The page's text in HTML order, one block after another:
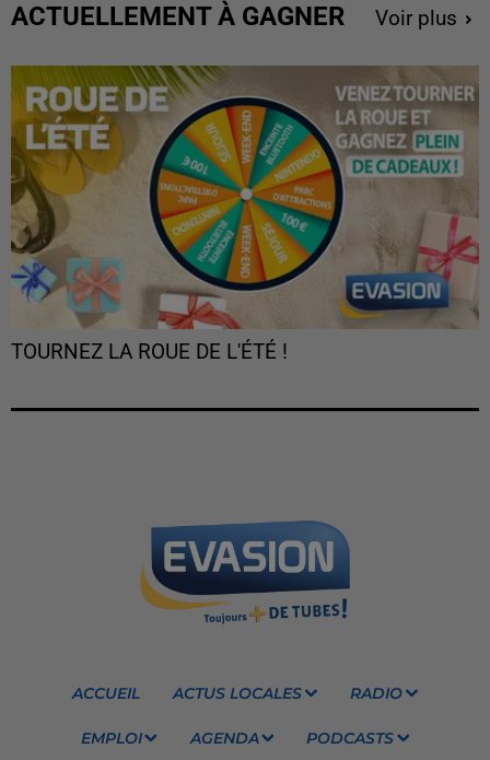
ACTUELLEMENT À GAGNER Voir plus
TOURNEZ LA ROUE DE L'ÉTÉ !
ACCUEIL ACTUS LOCALES RADIO
EMPLOI AGENDA PODCASTS